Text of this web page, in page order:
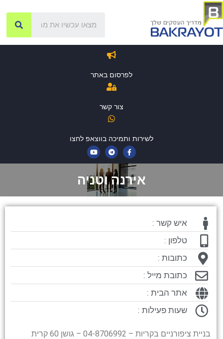
לפרסום באתר
צור קשר
לשירות ותמיכה בווצאפ לחצו
אירנה וטניה
איש קשר :
טלפון :
כתובות :
כתובת מייל :
אתר הבית :
שעות פעילות :
בניית ציפורניים בקריות – 04-8706992 – גושן 60 קרית